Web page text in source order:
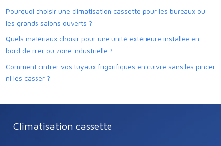
Pourquoi choisir une climatisation cassette pour les bureaux ou
les grands salons ouverts ?
Quels matériaux choisir pour une unité extérieure installée en
bord de mer ou zone industrielle ?
Comment cintrer vos tuyaux frigorifiques en cuivre sans les pincer
ni les casser ?
Climatisation cassette